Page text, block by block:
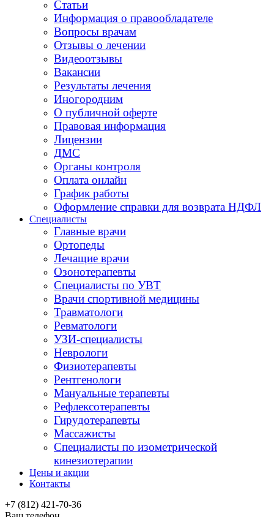
Статьи
Информация о правообладателе
Вопросы врачам
Отзывы о лечении
Видеоотзывы
Вакансии
Результаты лечения
Иногородним
О публичной оферте
Правовая информация
Лицензии
ДМС
Органы контроля
Оплата онлайн
График работы
Оформление справки для возврата НДФЛ
Специалисты
Главные врачи
Ортопеды
Лечащие врачи
Озонотерапевты
Специалисты по УВТ
Врачи спортивной медицины
Травматологи
Ревматологи
УЗИ-специалисты
Неврологи
Физиотерапевты
Рентгенологи
Мануальные терапевты
Рефлексотерапевты
Гирудотерапевты
Массажисты
Специалисты по изометрической
кинезиотерапии
Цены и акции
Контакты
+7 (812) 421-70-36